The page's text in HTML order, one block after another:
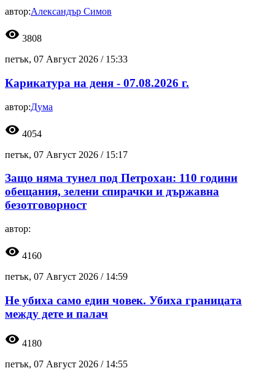
автор:Александър Симов
visibility 3808
петък, 07 Август 2026 / 15:33
Карикатура на деня - 07.08.2026 г.
автор:Дума
visibility 4054
петък, 07 Август 2026 / 15:17
Защо няма тунел под Петрохан: 110 години
обещания, зелени спирачки и държавна
безотговорност
автор:
visibility 4160
петък, 07 Август 2026 / 14:59
Не убиха само един човек. Убиха границата
между дете и палач
visibility 4180
петък, 07 Август 2026 / 14:55